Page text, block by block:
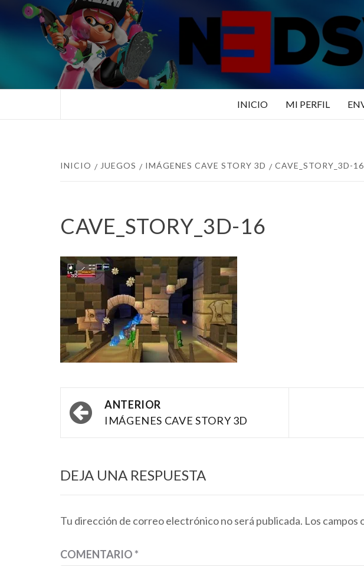
Saltar
TUS ESPECIALISTAS EN NINTENDO
INICIO MI PERFIL
INICIO JUEGOS IMÁGENES CAVE STORY 3D CAVE_STORY_3D-16
CAVE_STORY_3D-16
Navegación
por
ANTERIOR
IMÁGENES CAVE STORY 3D
DEJA UNA RESPUESTA
Tu dirección de correo electrónico no será publicada. Los campos
COMENTARIO*